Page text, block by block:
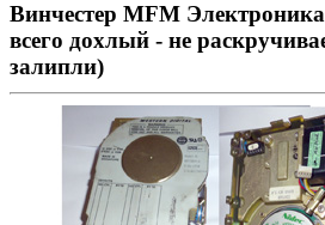
Винчестер MFM
всего дохлый - не
залипли)